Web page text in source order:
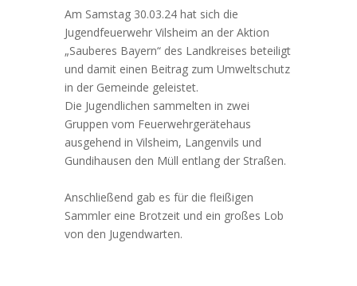
Am Samstag 30.03.24 hat sich die
Jugendfeuerwehr Vilsheim an der Aktion
„Sauberes Bayern“ des Landkreises beteiligt
und damit einen Beitrag zum Umweltschutz
in der Gemeinde geleistet.
Die Jugendlichen sammelten in zwei
Gruppen vom Feuerwehrgerätehaus
ausgehend in Vilsheim, Langenvils und
Gundihausen den Müll entlang der Straßen.
Anschließend gab es für die fleißigen
Sammler eine Brotzeit und ein großes Lob
von den Jugendwarten.